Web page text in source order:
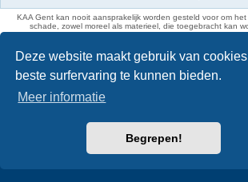
Deze website maakt gebruik van
beste surfervaring te kunnen bieden.
Meer informatie
Begrepen!
KAA Gent kan nooit aansprakelijk worden gesteld voor om
schade, zowel moreel als materieel, die toegebracht kan
feitelijkheden en daden van derden die rechtstreeks of
de gegevens vermeld op de website van KAA Gent. Deze
geldt inzonderheid voor het forum, waarvan KAA Gent zich
is dus verantwoordelijk voor zijn uitlatingen op het Buffalo
moderators kunnen niet aansprakelijk gesteld worden voor
gebruikers.